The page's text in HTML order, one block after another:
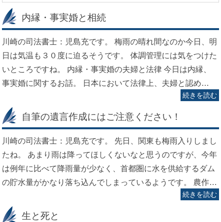
内縁・事実婚と相続
川崎の司法書士：児島充です。 梅雨の晴れ間なのか今日、明
日は気温も３０度に迫るそうです。 体調管理には気をつけた
いところですね。 内縁・事実婚の夫婦と法律 今日は内縁、
事実婚に関するお話。 日本において法律上、夫婦と認め…
続きを読む
自筆の遺言作成にはご注意ください！
川崎の司法書士：児島充です。 先日、関東も梅雨入りしまし
たね。 あまり雨は降ってほしくないなと思うのですが、今年
は例年に比べて降雨量が少なく、首都圏に水を供給するダム
の貯水量がかなり落ち込んでしまっているようです。 農作…
続きを読む
生と死と